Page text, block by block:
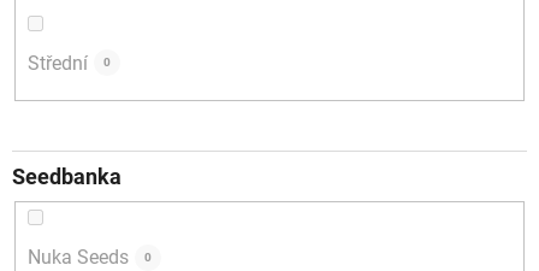
Střední 0
Seedbanka
Nuka Seeds 0